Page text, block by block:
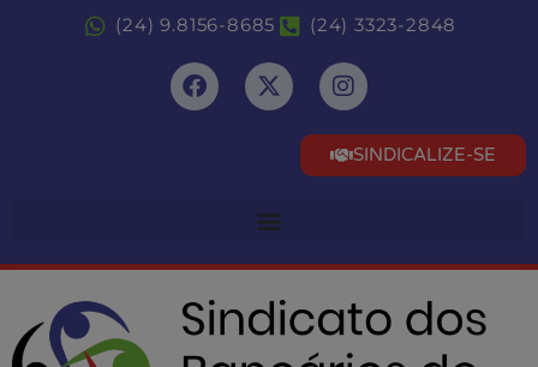
(24) 9.8156-8685 (24) 3323-2848
SINDICALIZE-SE